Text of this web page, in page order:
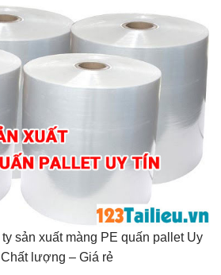
sản xuất màng PE quấn pallet Uy
lượng – Giá rẻ